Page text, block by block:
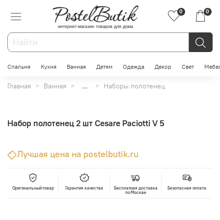
интернет-магазин товаров для дома
0 0
Спальня Кухня Ванная Детям Одежда Декор Свет
Главная Ванная ... Наборы полотенец
Набор полотенец 2 шт Cesare Paciotti V 5
Лучшая цена на postelbutik.ru
Оригинальный товар Гарантия качества
Бесплатная доставка
по Москве
Безопасная оплата